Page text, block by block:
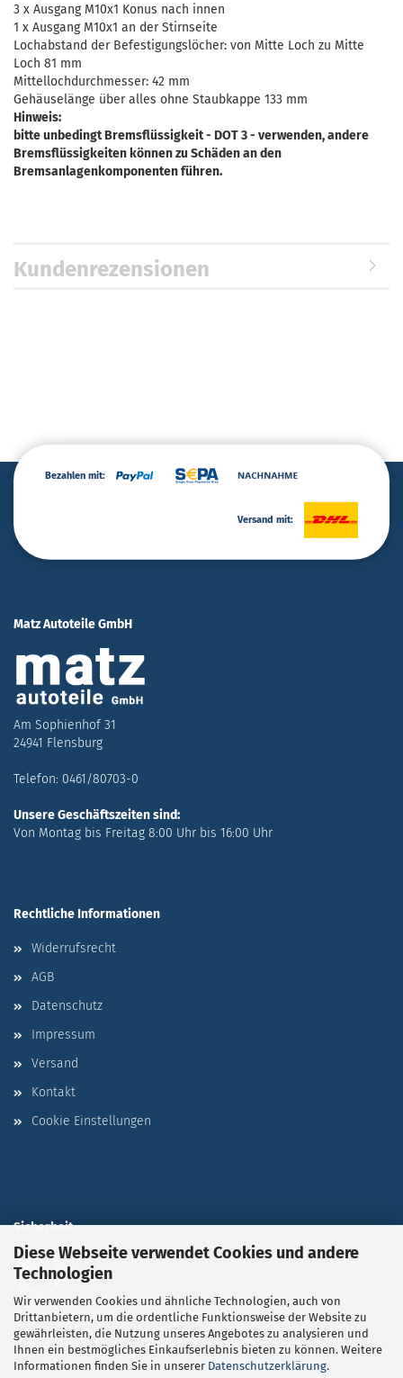
Diese Webseite verwendet Cookies und andere
Technologien
Wir verwenden Cookies und ähnliche Technologien, auch von
Drittanbietern, um die ordentliche Funktionsweise der Website zu
gewährleisten, die Nutzung unseres Angebotes zu analysieren und
Ihnen ein bestmögliches Einkaufserlebnis bieten zu können. Weitere
Informationen finden Sie in unserer Datenschutzerklärung.
3 x Ausgang M10x1 Konus nach innen
1 x Ausgang M10x1 an der Stirnseite
Lochabstand der Befestigungslöcher: von Mitte Loch zu Mitte
Loch 81 mm
Mittellochdurchmesser: 42 mm
Gehäuselänge über alles ohne Staubkappe 133 mm
Hinweis:
bitte unbedingt Bremsflüssigkeit - DOT 3 - verwenden, andere
Bremsflüssigkeiten können zu Schäden an den
Bremsanlagenkomponenten führen.
Kundenrezensionen
Bezahlen mit:
Versand mit:
Matz Autoteile GmbH
Am Sophienhof 31
24941 Flensburg
Telefon: 0461/80703-0
Unsere Geschäftszeiten sind:
Von Montag bis Freitag 8:00 Uhr bis 16:00 Uhr
Rechtliche Informationen
Widerrufsrecht
AGB
Datenschutz
Impressum
Versand
Kontakt
Cookie Einstellungen
Sicherheit
Sichere Bestell- & Zahlungsabwicklungdurch SSL-
Verschlüsselung